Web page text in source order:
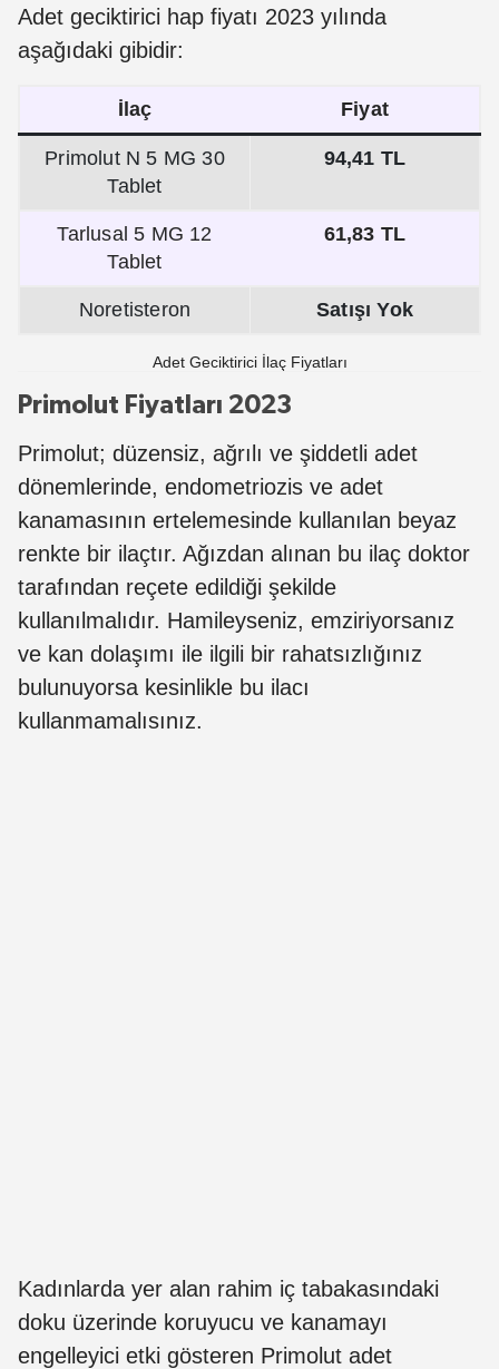
Adet geciktirici hap fiyatı 2023 yılında
aşağıdaki gibidir:
İlaç Fiyat
Primolut N 5 MG 30
Tablet
94,41 TL
Tarlusal 5 MG 12
Tablet
61,83 TL
Noretisteron Satışı Yok
Adet Geciktirici İlaç Fiyatları
Primolut Fiyatları 2023
Primolut; düzensiz, ağrılı ve şiddetli adet
dönemlerinde, endometriozis ve adet
kanamasının ertelemesinde kullanılan beyaz
renkte bir ilaçtır. Ağızdan alınan bu ilaç doktor
tarafından reçete edildiği şekilde
kullanılmalıdır. Hamileyseniz, emziriyorsanız
ve kan dolaşımı ile ilgili bir rahatsızlığınız
bulunuyorsa kesinlikle bu ilacı
kullanmamalısınız.
Kadınlarda yer alan rahim iç tabakasındaki
doku üzerinde koruyucu ve kanamayı
engelleyici etki gösteren Primolut adet